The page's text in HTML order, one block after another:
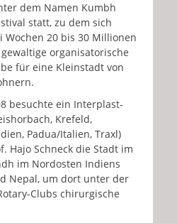
dem Namen Kumbh
statt, zu dem sich
20 bis 30 Millionen
organisatorische
für eine Kleinstadt von
besuchte ein Interplast-
Krefeld,
Padua/Italien, Traxl)
Hajo Schneck die Stadt im
im Nordosten Indiens
Nepal, um dort unter der
Clubs chirurgische